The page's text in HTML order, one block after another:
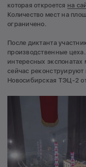
которая откроется на
Количество мест на
ограничено.
После диктанта
производственные
интересных
сейчас
Новосибирская ТЭЦ-2